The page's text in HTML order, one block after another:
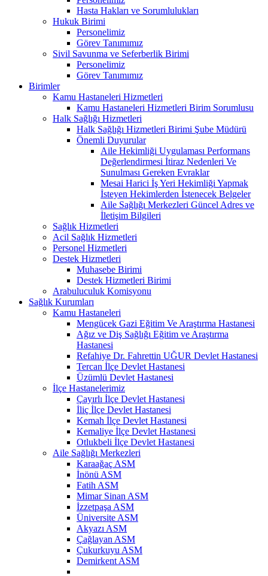
Hasta Hakları ve Sorumlulukları
Hukuk Birimi
Personelimiz
Görev Tanımımız
Sivil Savunma ve Seferberlik Birimi
Personelimiz
Görev Tanımımız
Birimler
Kamu Hastaneleri Hizmetleri
Kamu Hastaneleri Hizmetleri Birim Sorumlusu
Halk Sağlığı Hizmetleri
Halk Sağlığı Hizmetleri Birimi Şube Müdürü
Önemli Duyurular
Aile Hekimliği Uygulaması Performans
Değerlendirmesi İtiraz Nedenleri Ve
Sunulması Gereken Evraklar
Mesai Harici İş Yeri Hekimliği Yapmak
İsteyen Hekimlerden İstenecek Belgeler
Aile Sağlığı Merkezleri Güncel Adres ve
İletişim Bilgileri
Sağlık Hizmetleri
Acil Sağlık Hizmetleri
Personel Hizmetleri
Destek Hizmetleri
Muhasebe Birimi
Destek Hizmetleri Birimi
Arabuluculuk Komisyonu
Sağlık Kurumları
Kamu Hastaneleri
Mengücek Gazi Eğitim Ve Araştırma Hastanesi
Ağız ve Diş Sağlığı Eğitim ve Araştırma
Hastanesi
Refahiye Dr. Fahrettin UĞUR Devlet Hastanesi
Tercan İlçe Devlet Hastanesi
Üzümlü Devlet Hastanesi
İlçe Hastanelerimiz
Çayırlı İlçe Devlet Hastanesi
İliç İlçe Devlet Hastanesi
Kemah İlçe Devlet Hastanesi
Kemaliye İlçe Devlet Hastanesi
Otlukbeli İlçe Devlet Hastanesi
Aile Sağlığı Merkezleri
Karaağaç ASM
İnönü ASM
Fatih ASM
Mimar Sinan ASM
İzzetpaşa ASM
Üniversite ASM
Akyazı ASM
Çağlayan ASM
Çukurkuyu ASM
Demirkent ASM